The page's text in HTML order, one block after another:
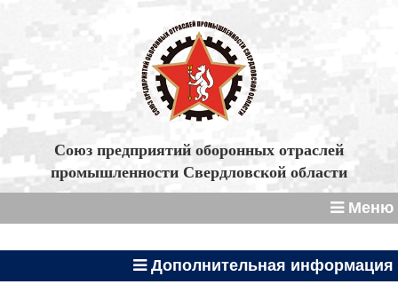
Союз предприятий оборонных отраслей
промышленности Свердловской области
Меню
Дополнительная информация